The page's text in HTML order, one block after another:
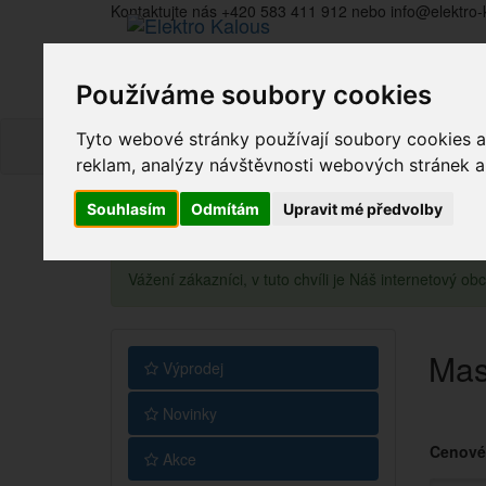
Používáme soubory cookies
Tyto webové stránky používají soubory cookies
reklam, analýzy návštěvnosti webových stránek
Souhlasím Odmítám Upravit mé předvolby
Kontaktujte nás +420 583 411 912 nebo
Vážení zákazníci, v tuto chvíli je Náš internetový
Výprodej
Novinky
Akce